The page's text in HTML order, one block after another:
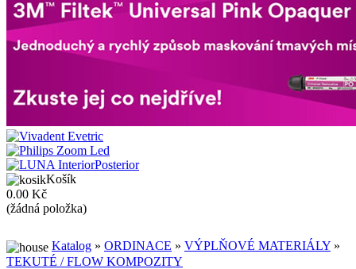
Košík
0.00 Kč
(žádná položka)
Katalog » ORDINACE » VÝPLŇOVÉ MATERIÁLY »
TEKUTÉ / FLOW KOMPOZITY